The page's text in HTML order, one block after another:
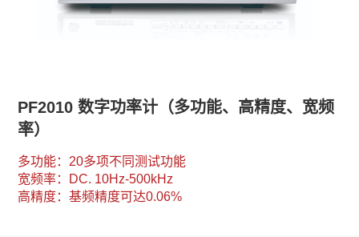
PF2010 数字功率计（多功能、高精度、宽频
率）
多功能：20多项不同测试功能
宽频率：DC. 10Hz-500kHz
高精度：基频精度可达0.06%